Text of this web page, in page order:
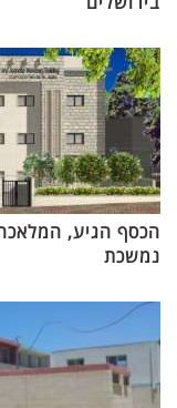
הכסף הגיע,
נמשכת